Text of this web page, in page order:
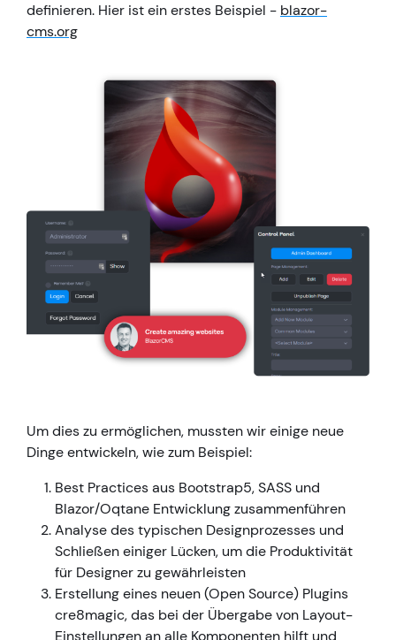
definieren. Hier ist ein erstes Beispiel - blazor-
cms.org
Um dies zu ermöglichen, mussten wir einige neue
Dinge entwickeln, wie zum Beispiel:
Best Practices aus Bootstrap5, SASS und
Blazor/Oqtane Entwicklung zusammenführen
Analyse des typischen Designprozesses und
Schließen einiger Lücken, um die Produktivität
für Designer zu gewährleisten
Erstellung eines neuen (Open Source) Plugins
cre8magic, das bei der Übergabe von Layout-